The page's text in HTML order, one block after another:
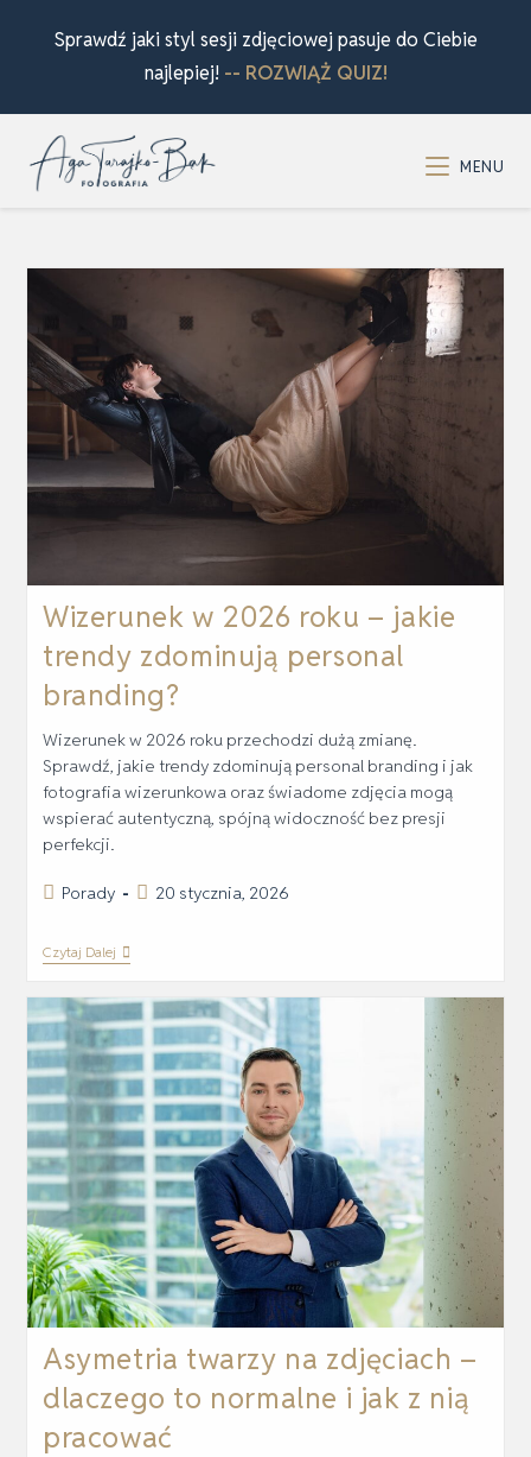
Sprawdź jaki styl sesji zdjęciowej pasuje do Ciebie
najlepiej! -- ROZWIĄŻ QUIZ!
MENU
Wizerunek w 2026 roku – jakie
trendy zdominują personal
branding?
Wizerunek w 2026 roku przechodzi dużą zmianę.
Sprawdź, jakie trendy zdominują personal branding i jak
fotografia wizerunkowa oraz świadome zdjęcia mogą
wspierać autentyczną, spójną widoczność bez presji
perfekcji.
Porady 20 stycznia, 2026
Czytaj Dalej
Asymetria twarzy na zdjęciach –
dlaczego to normalne i jak z nią
pracować